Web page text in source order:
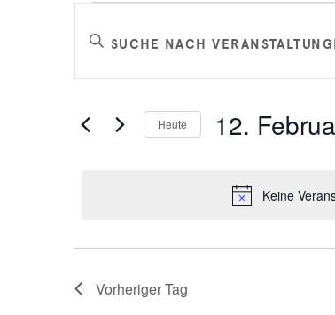
für
2026
Keine
Suche
und
Ansichten,
Navigation
Schlüsselwort
eingeben.
nach
Heute 12.
Vorheriger Tag